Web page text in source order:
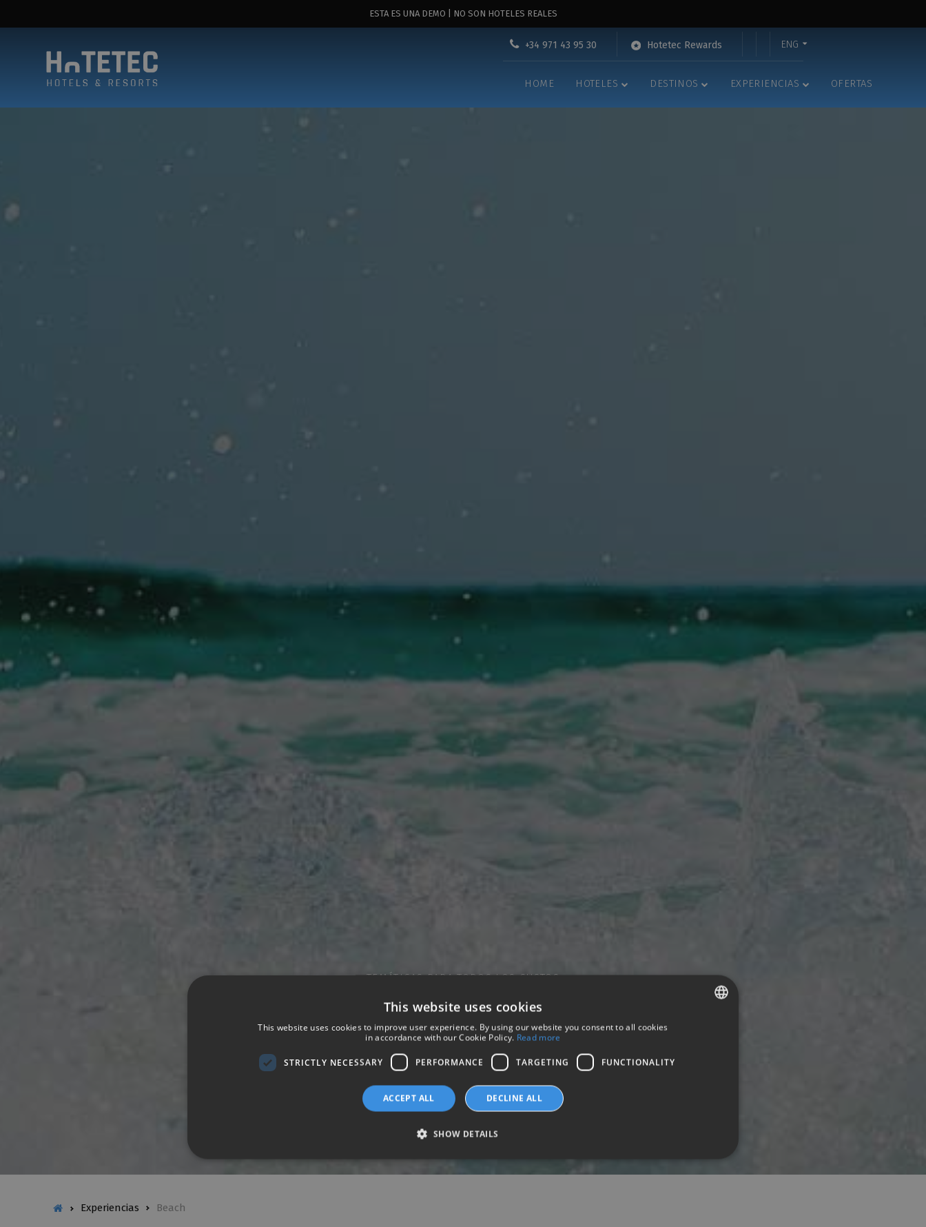
ESTA ES UNA DEMO | NO SON HOTELES REALES
+34 971 43 95 30 Hotetec Rewards ENG
HOME HOTELES DESTINOS EXPERIENCIAS OFERTAS
TEMÁTICAS PARA TODOS LOS GUSTOS
Beach
Experiencias Beach
This website uses cookies
This website uses cookies to improve user experience. By using our website you consent to all cookies
in accordance with our Cookie Policy. Read more
STRICTLY NECESSARY PERFORMANCE TARGETING FUNCTIONALITY
ACCEPT ALL DECLINE ALL
SHOW DETAILS